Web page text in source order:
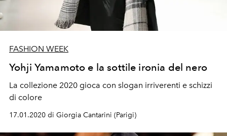
FASHION WEEK
Yohji Yamamoto e la sottile ironia del nero
La collezione 2020 gioca con slogan irriverenti e schizzi
di colore
17.01.2020 di Giorgia Cantarini (Parigi)